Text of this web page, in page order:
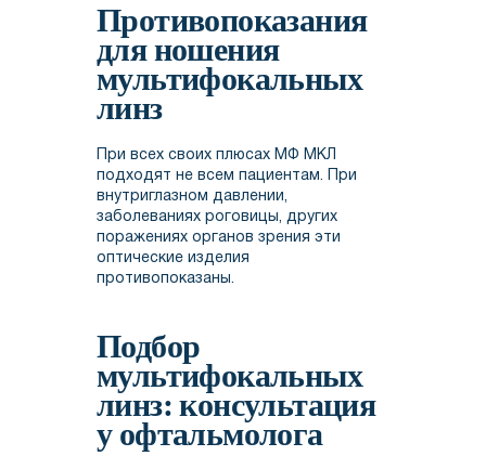
Противопоказания
для ношения
мультифокальных
линз
При всех своих плюсах МФ МКЛ
подходят не всем пациентам. При
внутриглазном давлении,
заболеваниях роговицы, других
поражениях органов зрения эти
оптические изделия
противопоказаны.
Подбор
мультифокальных
линз: консультация
у офтальмолога